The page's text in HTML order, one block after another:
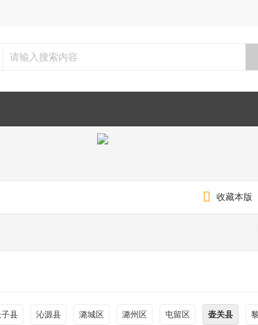
收藏本版
县 沁源县 潞城区 潞州区 屯留区 壶关县